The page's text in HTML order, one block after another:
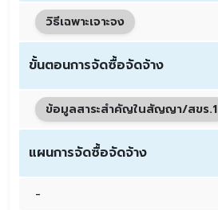
วิธีเฉพาะเจาะจง
ขั้นตอนการจัดซื้อจัดจ้าง
ข้อมูลสาระสำคัญในสัญญา/สขร.1
แผนการจัดซื้อจัดจ้าง
-